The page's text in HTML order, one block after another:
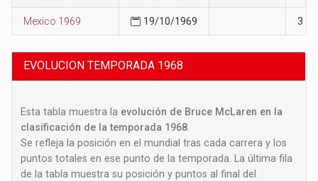
Mexico 1969 19/10/1969 3
EVOLUCION TEMPORADA 1968
Esta tabla muestra la evolución de Bruce McLaren en la
clasificación de la temporada 1968
Se refleja la posición en el mundial tras cada carrera y los
puntos totales en ese punto de la temporada. La última fila
de la tabla muestra su posición y puntos al final del